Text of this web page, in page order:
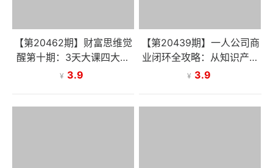
【第20462期】财富思维觉
醒第十期：3天大课四大模
块，精准定位问题看清本
¥ 3.9
【第20439期】一人公司商
业闭环全攻略：从知识产品
设计、流量引爆到私域变
¥ 3.9